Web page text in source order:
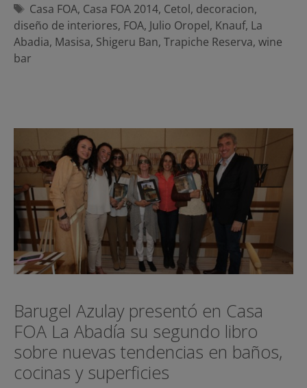
Etiquetas
Casa FOA, Casa FOA 2014, Cetol, decoracion,
diseño de interiores, FOA, Julio Oropel, Knauf, La
Abadia, Masisa, Shigeru Ban, Trapiche Reserva, wine
bar
Barugel Azulay presentó en Casa
FOA La Abadía su segundo libro
sobre nuevas tendencias en baños,
cocinas y superficies